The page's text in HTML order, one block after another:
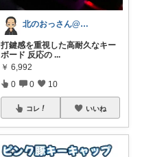
北のおっさん@ガジェット好き
打鍵感を重視した高耐久なキー
ボード 反応の ...
￥ 6,992
0 0 10
コレ いいね